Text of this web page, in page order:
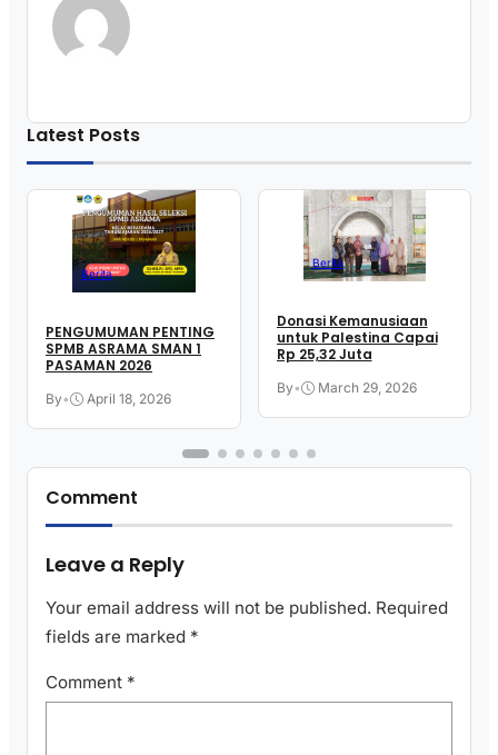
Latest Posts
Berita
PENGUMUMAN PENTING
SPMB ASRAMA SMAN 1
PASAMAN 2026
By• April 18, 2026
Berita
Donasi Kemanusiaan
untuk Palestina Capai
Rp 25,32 Juta
By• March 29, 2026
Comment
Leave a Reply
Your email address will not be published. Required
fields are marked *
Comment *